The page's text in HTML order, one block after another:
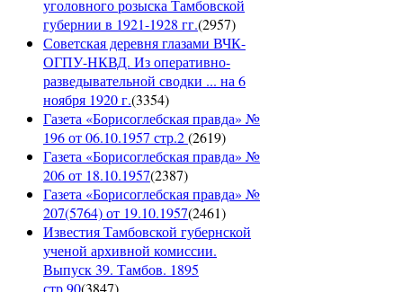
уголовного розыска Тамбовской
губернии в 1921-1928 гг.(2957)
Советская деревня глазами ВЧК-
ОГПУ-НКВД. Из оперативно-
разведывательной сводки ... на 6
ноября 1920 г.(3354)
Газета «Борисоглебская правда» №
196 от 06.10.1957 стр.2(2619)
Газета «Борисоглебская правда» №
206 от 18.10.1957(2387)
Газета «Борисоглебская правда» №
207(5764) от 19.10.1957(2461)
Известия Тамбовской губернской
ученой архивной комиссии.
Выпуск 39. Тамбов. 1895